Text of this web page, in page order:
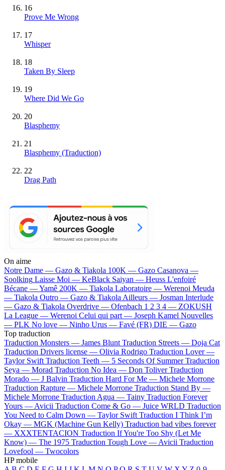
16
Prove Me Wrong
17
Whisper
18
Taken By Sleep
19
Where Did We Go
20
Blasphemy
21
Blasphemy (Traduction)
22
Drag Path
On aime
Notre Dame — Gazo & Tiakola 100K — Gazo Casanova —
Soolking Laisse Moi — KeBlack Saiyan — Heuss L'enfoiré
Bécane —Yamê 200K — Tiakola Laboratoire — Werenoi Meuda
— Tiakola Outro — Gazo & Tiakola Ailleurs — Josman Interlude
— Gazo & Tiakola Overdrive — Ofenbach 1 2 3 4 — ZOKUSH
La League — Werenoi Celui qui part — Joseph Kamel Nouvelles
— PLK No love — Ninho Urus — Favé (FR) DIE — Gazo
Top traduction
Traduction Monsters — James Blunt Traduction Streets — Doja Cat
Traduction Drivers license — Olivia Rodrigo Traduction Lover —
Taylor Swift Traduction Teeth — 5 Seconds Of Summer Traduction
Seya — Morad Traduction No Idea — Don Toliver Traduction
Morado — J Balvin Traduction Hard For Me — Michele Morrone
Traduction Rapture — Michele Morrone Traduction Stand By —
Michele Morrone Traduction Agua — Tainy Traduction Forever
Yours — Avicii Traduction Come & Go — Juice WRLD Traduction
You Need to Calm Down — Taylor Swift Traduction I Think I’m
Okay — MGK (Machine Gun Kelly) Traduction bad vibes forever
— XXXTENTACION Traduction If You're Too Shy (Let Me
Know) — The 1975 Traduction Tough Love — Avicii Traduction
Lovefool — Twocolors
HP mobile